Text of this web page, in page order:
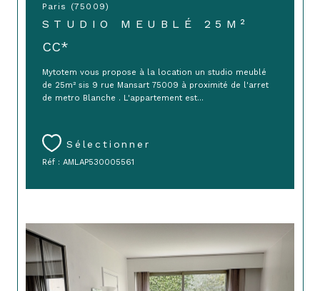
Paris (75009)
STUDIO MEUBLÉ 25M²
CC*
Mytotem vous propose à la location un studio meublé
de 25m² sis 9 rue Mansart 75009 à proximité de l'arret
de metro Blanche . L'appartement est...
Sélectionner
Réf : AMLAP530005561